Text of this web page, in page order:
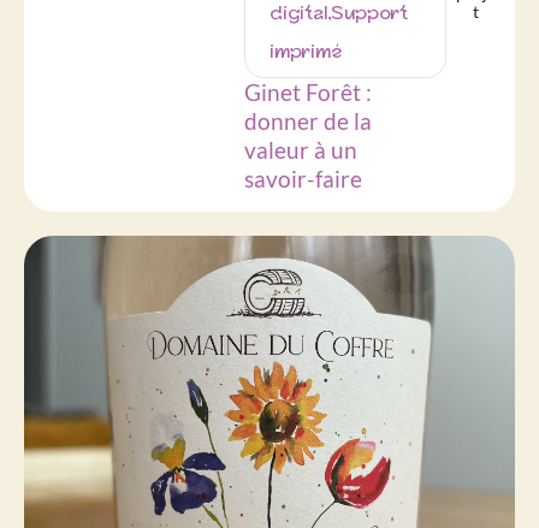
digital,Support
imprimé
Ginet Forêt :
donner de la
valeur à un
savoir-faire
t